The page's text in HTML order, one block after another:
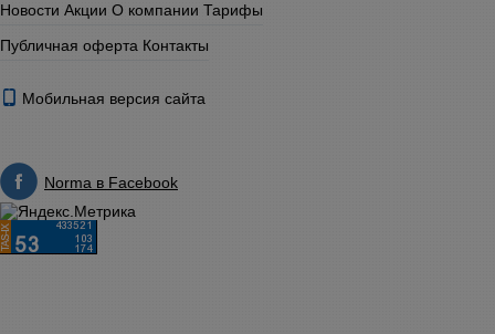
Новости Акции О компании Тарифы
Публичная оферта Контакты
Мобильная версия сайта
Norma в Facebook